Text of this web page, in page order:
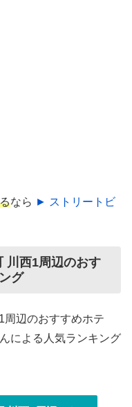
なら ► ストリートビ
川西1周辺のおす
グ
周辺のおすすめホテ
による人気ランキング